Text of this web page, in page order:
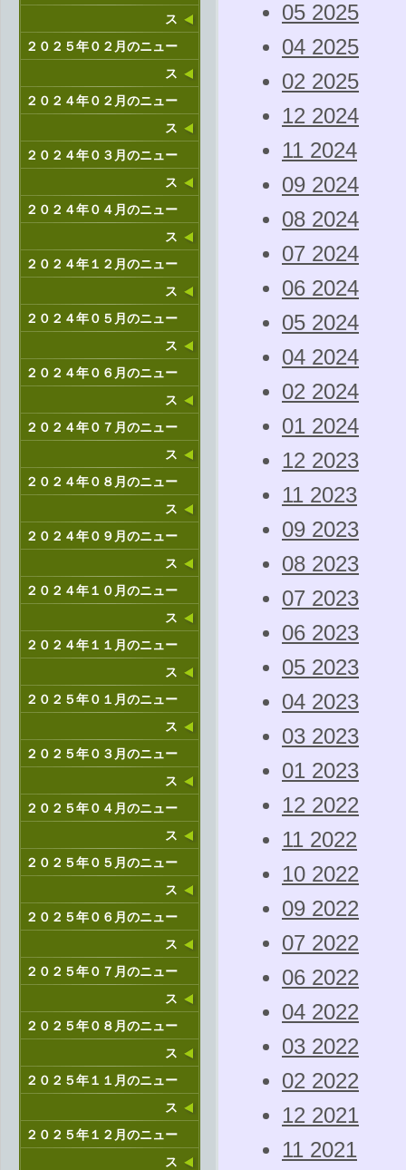
ス
２０２５年０２月のニュー
ス
２０２４年０２月のニュー
ス
２０２４年０３月のニュー
ス
２０２４年０４月のニュー
ス
２０２４年１２月のニュー
ス
２０２４年０５月のニュー
ス
２０２４年０６月のニュー
ス
２０２４年０７月のニュー
ス
２０２４年０８月のニュー
ス
２０２４年０９月のニュー
ス
２０２４年１０月のニュー
ス
２０２４年１１月のニュー
ス
２０２５年０１月のニュー
ス
２０２５年０３月のニュー
ス
２０２５年０４月のニュー
ス
２０２５年０５月のニュー
ス
２０２５年０６月のニュー
ス
２０２５年０７月のニュー
ス
２０２５年０８月のニュー
ス
２０２５年１１月のニュー
ス
２０２５年１２月のニュー
ス
05 2025
04 2025
02 2025
12 2024
11 2024
09 2024
08 2024
07 2024
06 2024
05 2024
04 2024
02 2024
01 2024
12 2023
11 2023
09 2023
08 2023
07 2023
06 2023
05 2023
04 2023
03 2023
01 2023
12 2022
11 2022
10 2022
09 2022
07 2022
06 2022
04 2022
03 2022
02 2022
12 2021
11 2021